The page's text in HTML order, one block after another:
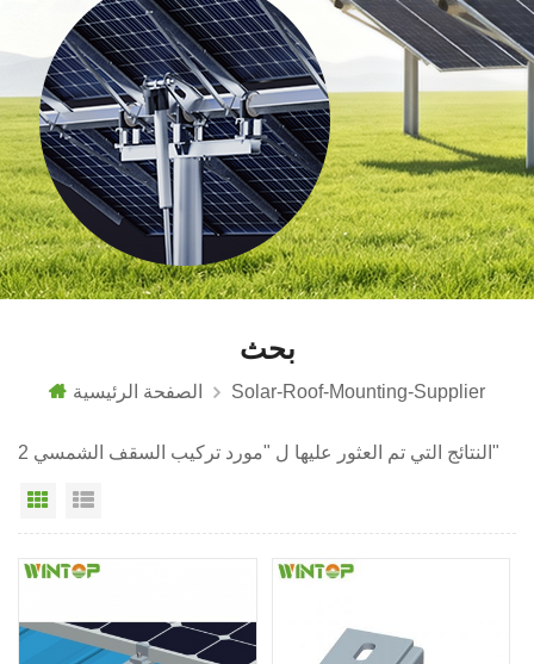
بحث
الصفحة الرئيسية Solar-Roof-Mounting-Supplier
2 النتائج التي تم العثور عليها ل "مورد تركيب السقف الشمسي"
عرض شبكي